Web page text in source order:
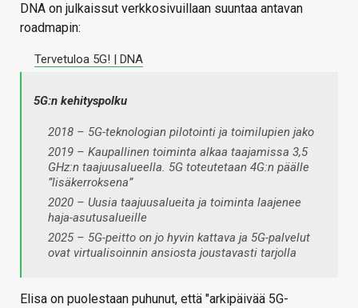
DNA on julkaissut verkkosivuillaan suuntaa antavan
roadmapin:
Tervetuloa 5G! | DNA
5G:n kehityspolku
2018 – 5G-teknologian pilotointi ja toimilupien jako
2019 – Kaupallinen toiminta alkaa taajamissa 3,5
GHz:n taajuusalueella. 5G toteutetaan 4G:n päälle
”lisäkerroksena”
2020 – Uusia taajuusalueita ja toiminta laajenee
haja-asutusalueille
2025 – 5G-peitto on jo hyvin kattava ja 5G-palvelut
ovat virtualisoinnin ansiosta joustavasti tarjolla
Elisa on puolestaan puhunut, että "arkipäivää 5G-